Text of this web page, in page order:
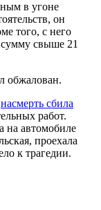
в угоне
он
того, с него
сумму свыше 21
обжалован.
насмерть сбила
работ.
на автомобиле
проехала
к трагедии.